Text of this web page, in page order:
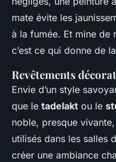
mate évite les
à la fumée. Et mine de
c’est ce qui donne de
Revêtements
Envie d’un style
que le tadelakt ou le
noble, presque
utilisés dans les salles
créer une ambiance